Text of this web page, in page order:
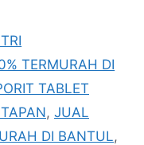
TERMURAH DI
TABLET
, JUAL
DI BANTUL,